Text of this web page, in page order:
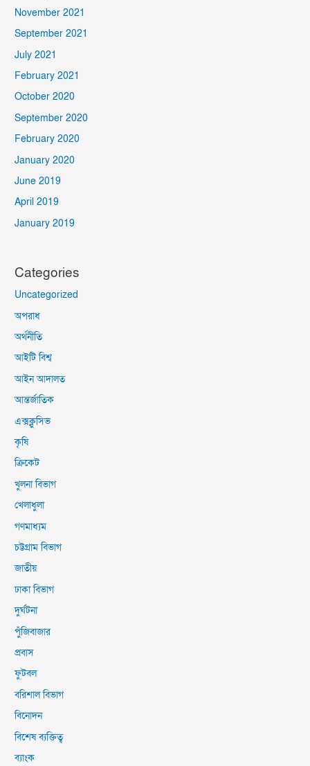
November 2021
September 2021
July 2021
February 2021
October 2020
September 2020
February 2020
January 2020
June 2019
April 2019
January 2019
Categories
Uncategorized
অপরাধ
অর্থনীতি
আইটি বিশ্ব
আইন আদালত
আন্তর্জাতিক
এক্সক্লুসিভ
কৃষি
ক্রিকেট
খুলনা বিভাগ
খেলাধুলা
গণমাধ্যম
চট্টগ্রাম বিভাগ
জাতীয়
ঢাকা বিভাগ
দুর্ঘটনা
পুঁজিবাজার
প্রবাস
ফুটবল
বরিশাল বিভাগ
বিনোদন
বিশেষ ব্যক্তিত্ব
ব্যাংক